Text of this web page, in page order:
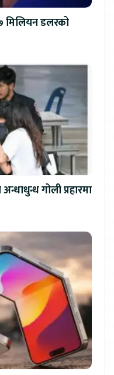
मिलियन डलरको
गोली प्रहारमा